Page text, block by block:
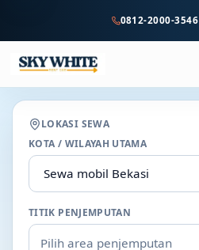
utama
0812-2000-3546
LOKASI SEWA
KOTA / WILAYAH UTAMA
TITIK PENJEMPUTAN
Pilih area penjemputan